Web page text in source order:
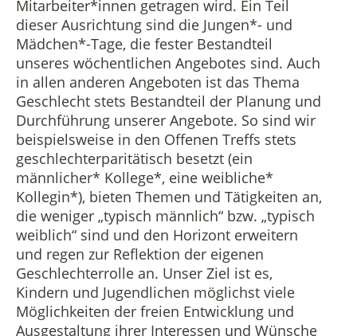
Mitarbeiter*innen getragen wird. Ein Teil
dieser Ausrichtung sind die Jungen*- und
Mädchen*-Tage, die fester Bestandteil
unseres wöchentlichen Angebotes sind. Auch
in allen anderen Angeboten ist das Thema
Geschlecht stets Bestandteil der Planung und
Durchführung unserer Angebote. So sind wir
beispielsweise in den Offenen Treffs stets
geschlechterparitätisch besetzt (ein
männlicher* Kollege*, eine weibliche*
Kollegin*), bieten Themen und Tätigkeiten an,
die weniger „typisch männlich“ bzw. „typisch
weiblich“ sind und den Horizont erweitern
und regen zur Reflektion der eigenen
Geschlechterrolle an. Unser Ziel ist es,
Kindern und Jugendlichen möglichst viele
Möglichkeiten der freien Entwicklung und
Ausgestaltung ihrer Interessen und Wünsche